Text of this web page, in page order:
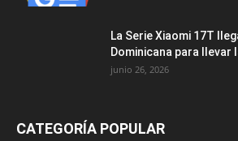
La Serie Xiaomi 17T
Dominicana para llevar
junio 26, 2026
CATEGORÍA POPULAR